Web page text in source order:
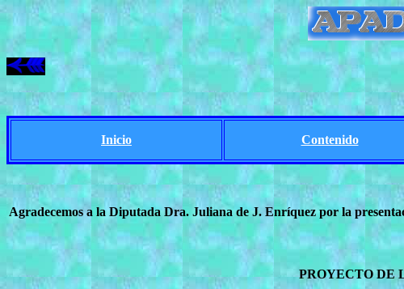
Inicio Contenido
Agradecemos a la Diputada Dra. Juliana de J. Enríquez por la
PROYECTO DE